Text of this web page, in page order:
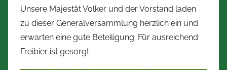
r
b
e
Unsere Majestät Volker und der Vorstand laden
zu dieser Generalversammlung herzlich ein und
erwarten eine gute Beteiligung. Für ausreichend
Freibier ist gesorgt.